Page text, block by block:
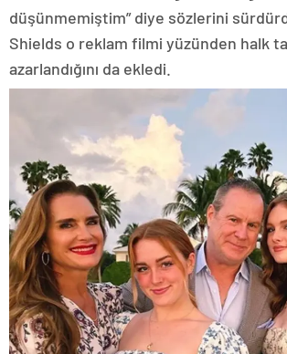
düşünmemiştim” diye sözlerini
Shields o reklam filmi yüzünden halk
azarlandığını da ekledi.